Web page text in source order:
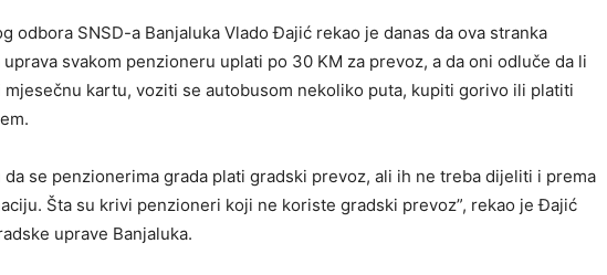
odbora SNSD-a Banjaluka Vlado Đajić rekao je danas da ova stranka
svakom penzioneru uplati po 30 KM za prevoz, a da oni odluče da li
kartu, voziti se autobusom nekoliko puta, kupiti gorivo ili platiti
da se penzionerima grada plati gradski prevoz, ali ih ne treba dijeliti i prema
Šta su krivi penzioneri koji ne koriste gradski prevoz”, rekao je Đajić
uprave Banjaluka.